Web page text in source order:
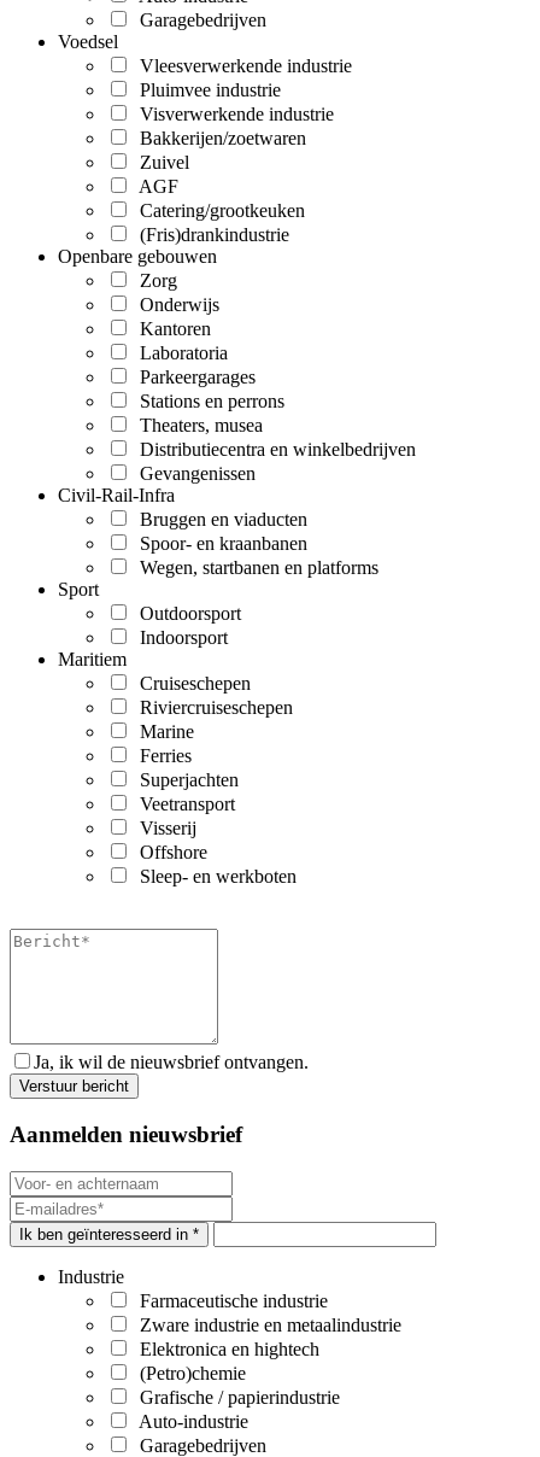
Garagebedrijven
Voedsel
Vleesverwerkende industrie
Pluimvee industrie
Visverwerkende industrie
Bakkerijen/zoetwaren
Zuivel
AGF
Catering/grootkeuken
(Fris)drankindustrie
Openbare gebouwen
Zorg
Onderwijs
Kantoren
Laboratoria
Parkeergarages
Stations en perrons
Theaters, musea
Distributiecentra en winkelbedrijven
Gevangenissen
Civil-Rail-Infra
Bruggen en viaducten
Spoor- en kraanbanen
Wegen, startbanen en platforms
Sport
Outdoorsport
Indoorsport
Maritiem
Cruiseschepen
Riviercruiseschepen
Marine
Ferries
Superjachten
Veetransport
Visserij
Offshore
Sleep- en werkboten
Ja, ik wil de nieuwsbrief ontvangen.
Aanmelden nieuwsbrief
Ik ben geïnteresseerd in *
Industrie
Farmaceutische industrie
Zware industrie en metaalindustrie
Elektronica en hightech
(Petro)chemie
Grafische / papierindustrie
Auto-industrie
Garagebedrijven